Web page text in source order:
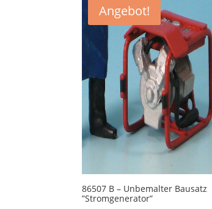
Angebot!
86507 B – Unbemalter Bausatz
”Stromgenerator”